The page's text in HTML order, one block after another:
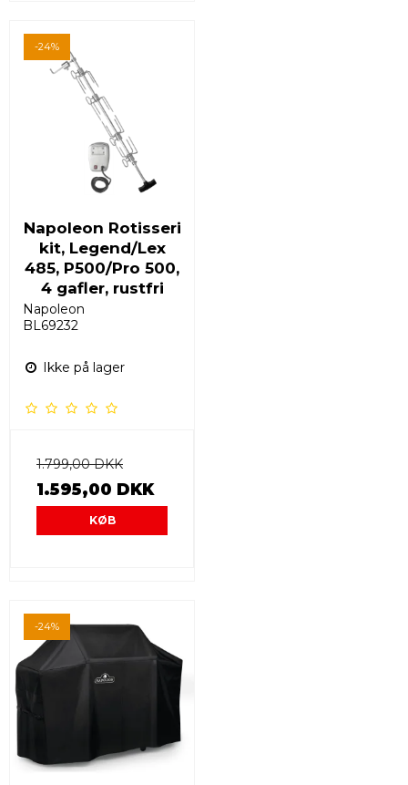
-24%
Napoleon Rotisseri
kit, Legend/Lex
485, P500/Pro 500,
4 gafler, rustfri
Napoleon
BL69232
Ikke på lager
1.799,00 DKK
1.595,00 DKK
KØB
-24%